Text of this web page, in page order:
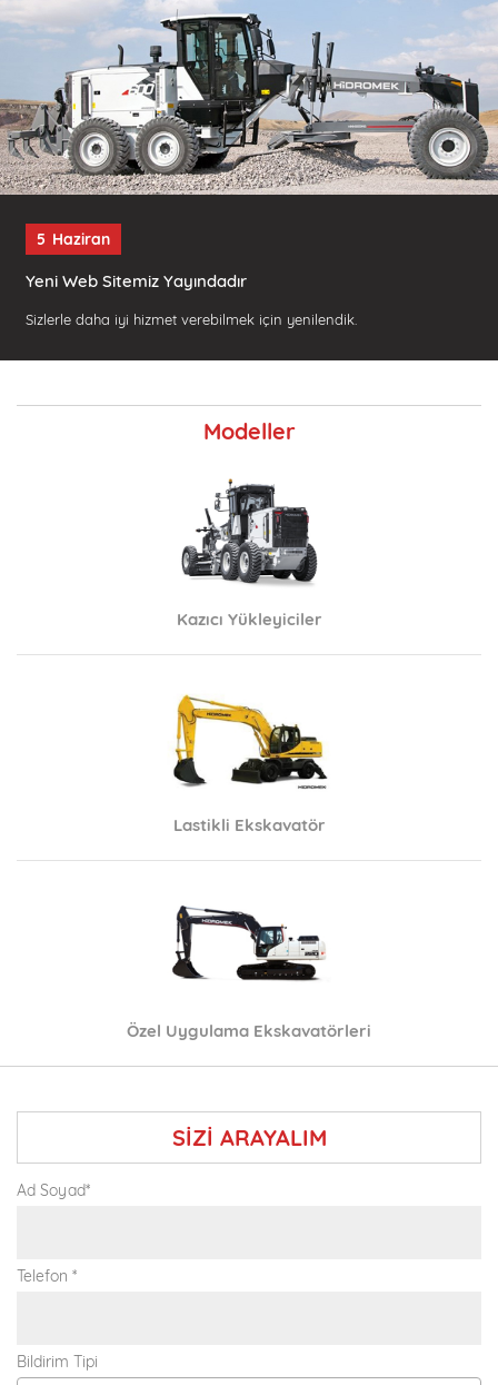
5 Haziran
Yeni Web Sitemiz Yayındadır
Sizlerle daha iyi hizmet verebilmek için yenilendik.
Modeller
Kazıcı Yükleyiciler
Lastikli Ekskavatör
Özel Uygulama Ekskavatörleri
SİZİ ARAYALIM
Ad Soyad*
Telefon *
Bildirim Tipi